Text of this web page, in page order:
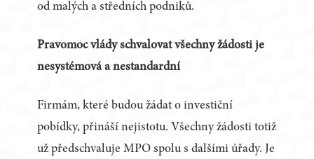
od malých a středních podniků.
Pravomoc vlády schvalovat všechny žádosti je
nesystémová a nestandardní
Firmám, které budou žádat o investiční
pobídky, přináší nejistotu. Všechny žádosti totiž
už předschvaluje MPO spolu s dalšími úřady. Je